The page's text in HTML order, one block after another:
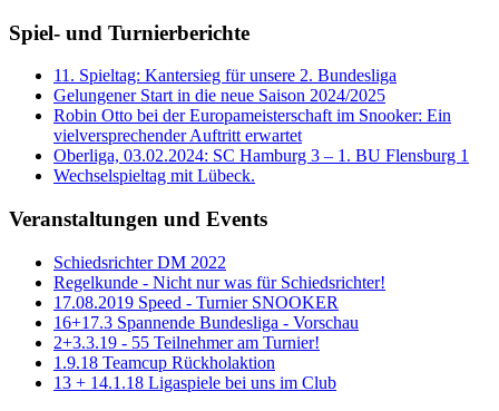
Spiel- und Turnierberichte
11. Spieltag: Kantersieg für unsere 2. Bundesliga
Gelungener Start in die neue Saison 2024/2025
Robin Otto bei der Europameisterschaft im Snooker: Ein
vielversprechender Auftritt erwartet
Oberliga, 03.02.2024: SC Hamburg 3 – 1. BU Flensburg 1
Wechselspieltag mit Lübeck.
Veranstaltungen und Events
Schiedsrichter DM 2022
Regelkunde - Nicht nur was für Schiedsrichter!
17.08.2019 Speed - Turnier SNOOKER
16+17.3 Spannende Bundesliga - Vorschau
2+3.3.19 - 55 Teilnehmer am Turnier!
1.9.18 Teamcup Rückholaktion
13 + 14.1.18 Ligaspiele bei uns im Club